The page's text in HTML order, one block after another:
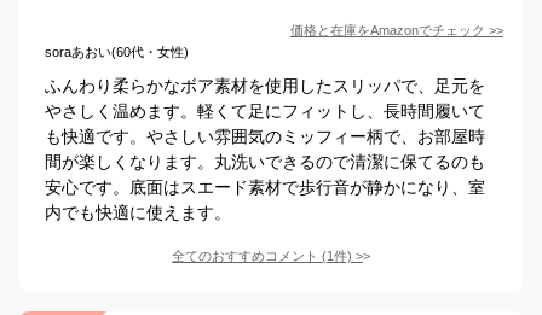
価格と在庫をAmazonでチェック >>
soraあおい(60代・女性)
ふんわり柔らかなボア素材を使用したスリッパで、足元を
やさしく温めます。軽くて足にフィットし、長時間履いて
も快適です。やさしい雰囲気のミッフィー柄で、お部屋時
間が楽しくなります。丸洗いできるので清潔に保てるのも
安心です。底面はスエード素材で歩行音が静かになり、室
内でも快適に使えます。
全てのおすすめコメント (1件) >